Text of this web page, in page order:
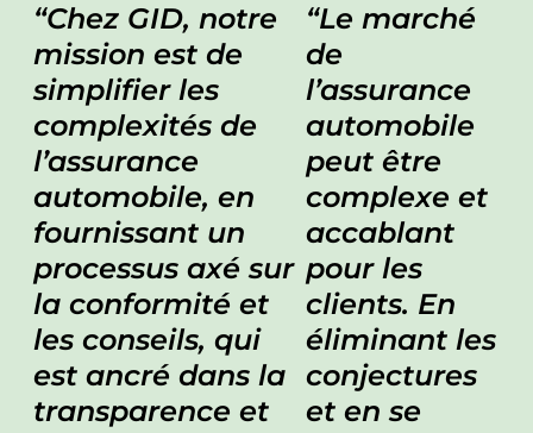
Chez GID, notre
mission est de
simplifier les
complexités de
l’assurance
automobile, en
fournissant un
processus axé sur
la conformité et
les conseils, qui
est ancré dans la
transparence et
Le marché
de
l’assurance
automobile
peut être
complexe et
accablant
pour les
clients. En
éliminant les
conjectures
et en se